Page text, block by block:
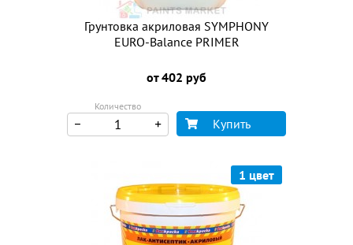
Грунтовка акриловая SYMPHONY
EURO-Balance PRIMER
от 402 руб
Количество
Купить
1 цвет